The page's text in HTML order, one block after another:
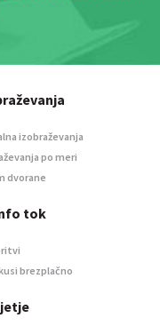
izobraževanja
po meri
dvorane
tok
brezplačno